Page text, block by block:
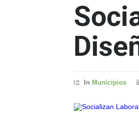
In Municipios